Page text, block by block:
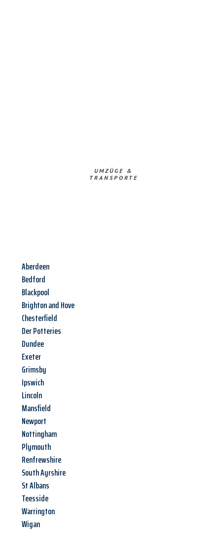
UMZÜGE &
TRANSPORTE
Aberdeen
Bedford
Blackpool
Brighton and Hove
Chesterfield
Der Potteries
Dundee
Exeter
Grimsby
Ipswich
Lincoln
Mansfield
Newport
Nottingham
Plymouth
Renfrewshire
South Ayrshire
St Albans
Teesside
Warrington
Wigan